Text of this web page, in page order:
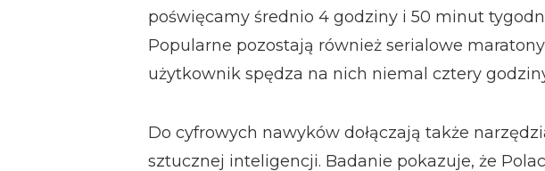
poświęcamy średnio 4 godziny i 50 minut
Popularne pozostają również serialowe
użytkownik spędza na nich niemal cztery
Do cyfrowych nawyków dołączają także
sztucznej inteligencji. Badanie pokazuje, że